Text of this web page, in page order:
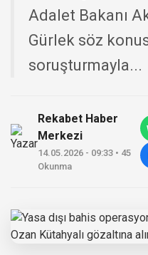
Adalet Bakanı
Gürlek söz
soruşturmayla...
Rekabet Haber
Merkezi
14.05.2026 - 09:33 • 45
Okunma